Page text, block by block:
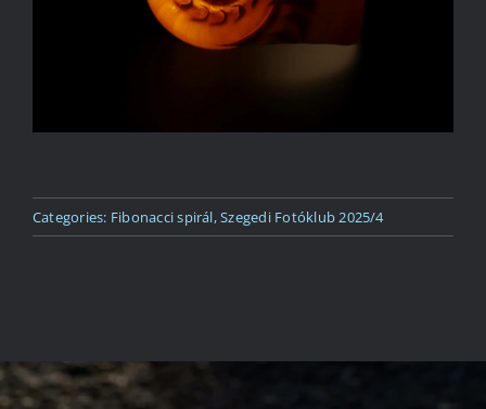
Categories: Fibonacci spirál,Szegedi Fotóklub 2025/4